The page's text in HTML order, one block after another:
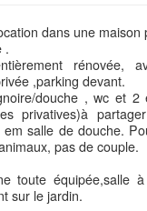
dans une maison
.
rénovée,
,parking devant.
douche , wc et
privatives)à
salle de douche.
pas de couple.
toute équipée,salle
sur le jardin.